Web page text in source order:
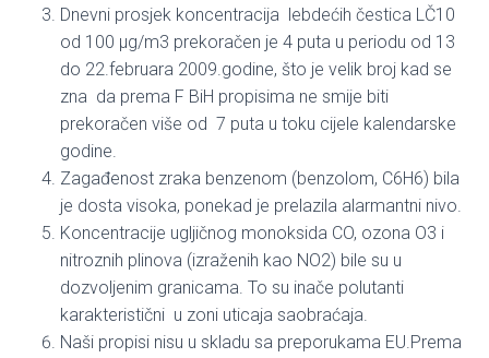
Dnevni prosjek koncentracija lebdećih čestica LČ10
od 100 μg/m3 prekoračen je 4 puta u periodu od 13
do 22.februara 2009.godine, što je velik broj kad se
zna da prema F BiH propisima ne smije biti
prekoračen više od 7 puta u toku cijele kalendarske
godine.
Zagađenost zraka benzenom (benzolom, C6H6) bila
je dosta visoka, ponekad je prelazila alarmantni nivo.
Koncentracije ugljičnog monoksida CO, ozona O3 i
nitroznih plinova (izraženih kao NO2) bile su u
dozvoljenim granicama. To su inače polutanti
karakteristični u zoni uticaja saobraćaja.
Naši propisi nisu u skladu sa preporukama EU.Prema